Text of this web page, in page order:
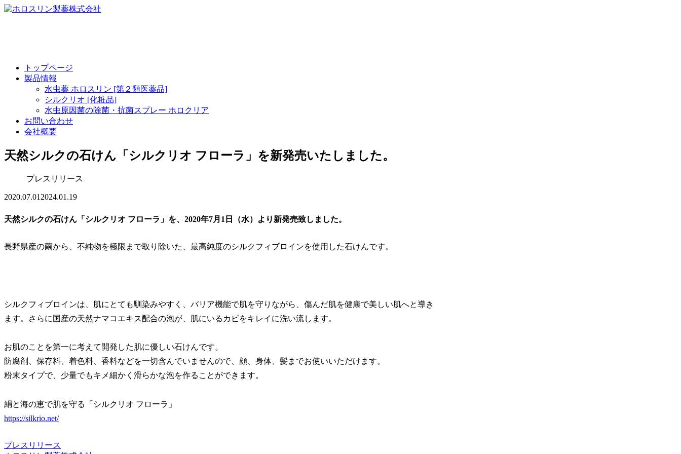
トップページ
製品情報
水虫薬 ホロスリン [第２類医薬品]
シルクリオ [化粧品]
水虫原因菌の除菌・抗菌スプレー ホロクリア
お問い合わせ
会社概要
天然シルクの石けん「シルクリオ フローラ」を新発売いたしました。
プレスリリース
2020.07.01 2024.01.19
天然シルクの石けん「シルクリオ フローラ」を、2020年7月1日（水）より新発売致しました。
長野県産の繭から、不純物を極限まで取り除いた、最高純度のシルクフィブロインを使用した石けんです。
シルクフィブロインは、肌にとても馴染みやすく、バリア機能で肌を守りながら、傷んだ肌を健康で美しい肌へと導き
ます。さらに国産の天然ナマコエキス配合の泡が、肌にいるカビをキレイに洗い流します。
お肌のことを第一に考えて開発した肌に優しい石けんです。
防腐剤、保存料、着色料、香料などを一切含んでいませんので、顔、身体、髪までお使いいただけます。
粉末タイプで、少量でもキメ細かく滑らかな泡を作ることができます。
絹と海の恵で肌を守る「シルクリオ フローラ」
https://silkrio.net/
プレスリリース